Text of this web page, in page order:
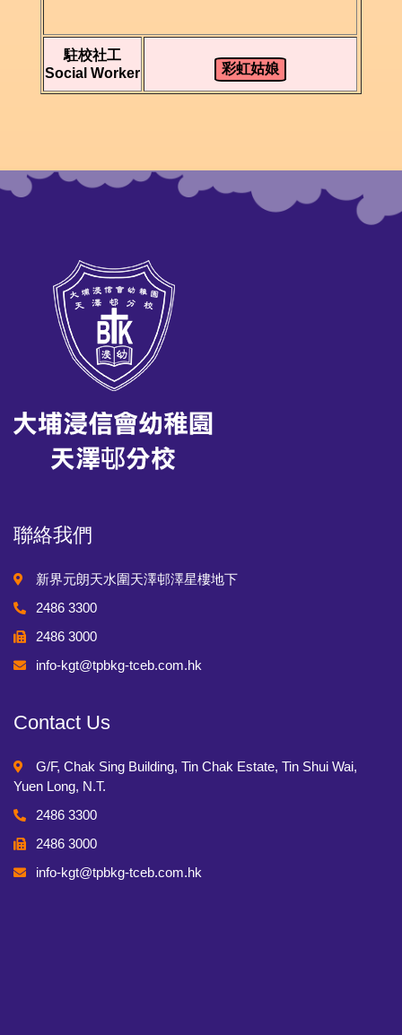
駐校社工
Social Worker
彩虹姑娘
聯絡我們
新界元朗天水圍天澤邨澤星樓地下
2486 3300
2486 3000
info-kgt@tpbkg-tceb.com.hk
Contact Us
G/F, Chak Sing Building, Tin Chak Estate, Tin Shui Wai,
Yuen Long, N.T.
2486 3300
2486 3000
info-kgt@tpbkg-tceb.com.hk